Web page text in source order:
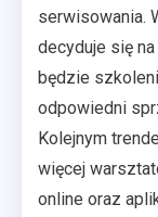
serwisowania.
decyduje się
będzie
odpowiedni
Kolejnym
więcej
online oraz